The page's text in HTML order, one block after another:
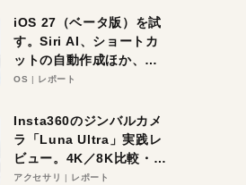
iOS 27（ベータ版）を試
す。Siri AI、ショートカ
ットの自動作成ほか、期
待大の便利機能5選。
る未来はすぐそこ！
OS レポート
Insta360のジンバルカメ
ラ「Luna Ultra」実践レ
ビュー。4K／8K比較・ズ
ーム・夜間撮影をチェッ
アクセサリ レポート